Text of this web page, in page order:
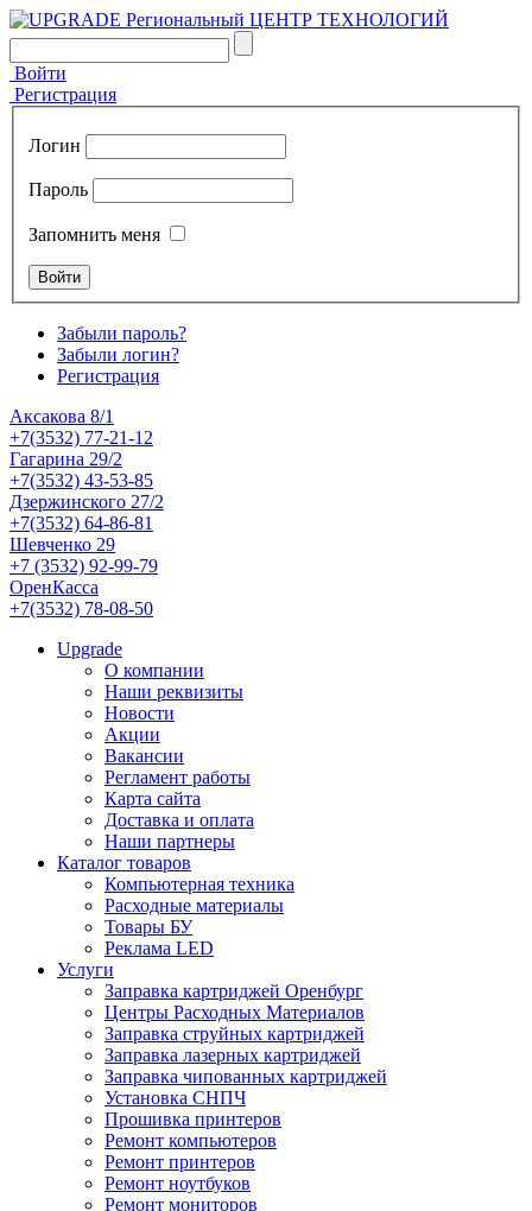
Войти
Регистрация
Логин
Пароль
Запомнить меня
Забыли пароль?
Забыли логин?
Регистрация
Аксакова 8/1
+7(3532) 77-21-12
Гагарина 29/2
+7(3532) 43-53-85
Дзержинского 27/2
+7(3532) 64-86-81
Шевченко 29
+7 (3532) 92-99-79
ОренКасса
+7(3532) 78-08-50
Upgrade
О компании
Наши реквизиты
Новости
Акции
Вакансии
Регламент работы
Карта сайта
Доставка и оплата
Наши партнеры
Каталог товаров
Компьютерная техника
Расходные материалы
Товары БУ
Реклама LED
Услуги
Заправка картриджей Оренбург
Центры Расходных Материалов
Заправка струйных картриджей
Заправка лазерных картриджей
Заправка чипованных картриджей
Установка СНПЧ
Прошивка принтеров
Ремонт компьютеров
Ремонт принтеров
Ремонт ноутбуков
Ремонт мониторов